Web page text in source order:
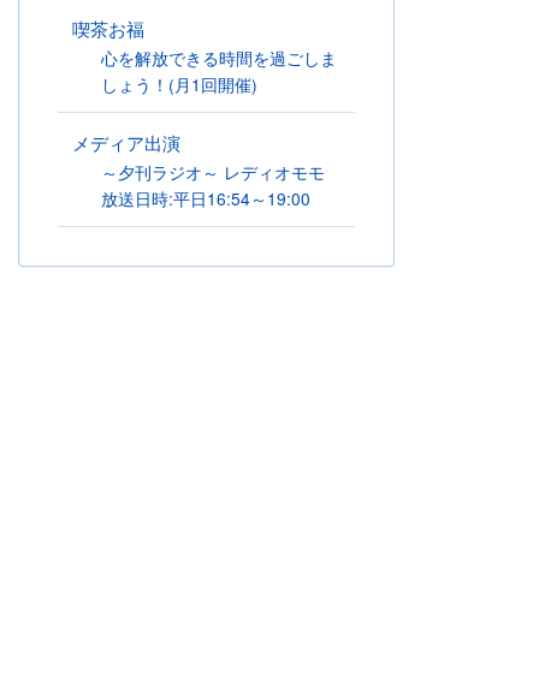
喫茶お福
心を解放できる時間を過ごしま
しょう！(月1回開催)
メディア出演
～夕刊ラジオ～ レディオモモ
放送日時:平日16:54～19:00